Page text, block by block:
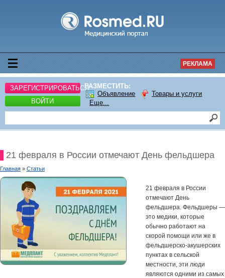
РЕКЛАМА
ЗАРЕГИСТРИРОВАТЬСЯ
ВОЙТИ
РАЗМЕСТИТЬ:
Объявление
Товары и услуги
Еще...
21 февраля в России отмечают День фельдшера
Главная » Статьи
21 февраля в России
отмечают День
фельдшера. Фельдшеры —
это медики, которые
обычно работают на
скорой помощи или же в
фельдшерско-акушерских
пунктах в сельской
местности, эти люди
являются одними из самых